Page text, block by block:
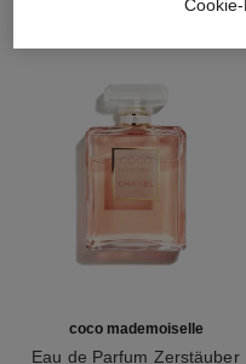
coco mademoiselle
Eau de Parfum Zerstäuber